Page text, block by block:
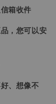
箱收件
，您可以安
、想像不